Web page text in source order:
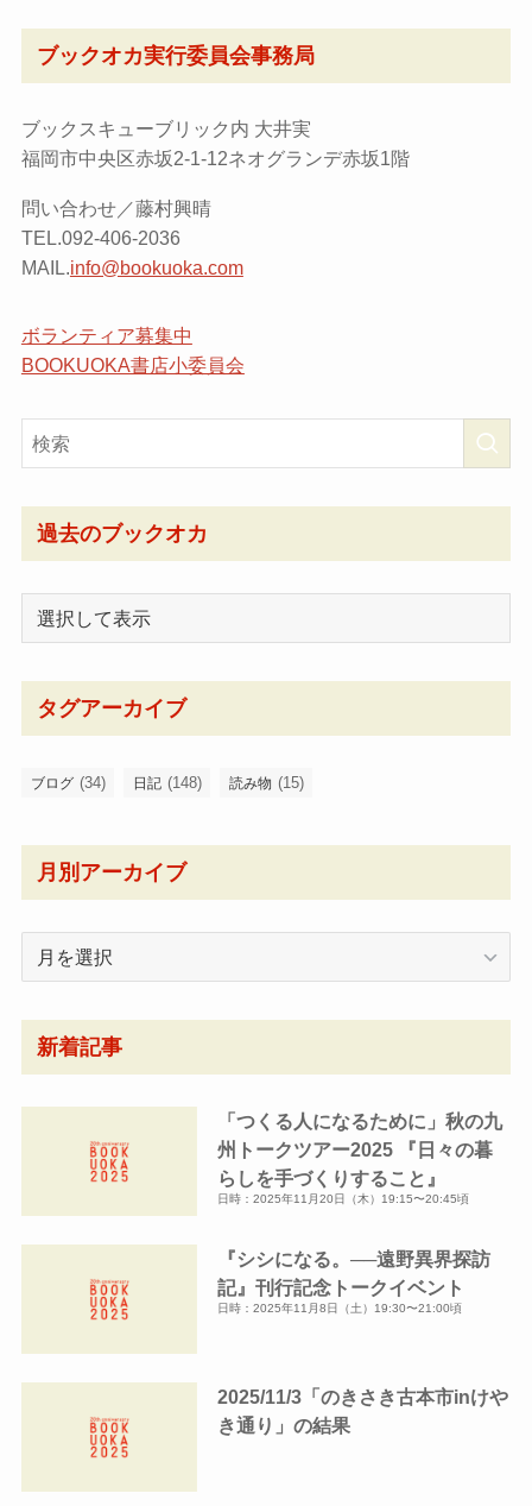
ブックオカ実行委員会事務局
ブックスキューブリック内 大井実
福岡市中央区赤坂2-1-12ネオグランデ赤坂1階
問い合わせ／藤村興晴
TEL.092-406-2036
MAIL.info@bookuoka.com
ボランティア募集中
BOOKUOKA書店小委員会
過去のブックオカ
タグアーカイブ
ブログ (34) 日記 (148) 読み物 (15)
月別アーカイブ
ー
カ
新着記事
「つくる人になるために」秋の九
州トークツアー2025 『日々の暮
らしを手づくりすること』
日時：2025年11月20日（木）19:15〜20:45頃
『シシになる。──遠野異界探訪
記』刊行記念トークイベント
日時：2025年11月8日（土）19:30〜21:00頃
2025/11/3「のきさき古本市inけや
き通り」の結果